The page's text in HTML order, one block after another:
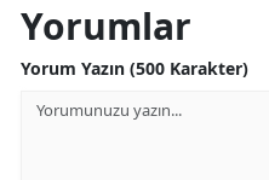
Yorumlar
Yorum Yazın (500 Karakter)